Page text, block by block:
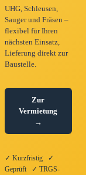
UHG, Schleusen,
Sauger und Fräsen –
flexibel für Ihren
nächsten Einsatz,
Lieferung direkt zur
Baustelle.
Zur
Vermietung
→
✓ Kurzfristig ✓
Geprüft ✓ TRGS-